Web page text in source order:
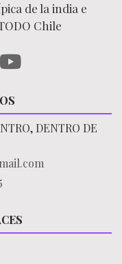
de la india e
Chile
DENTRO DE